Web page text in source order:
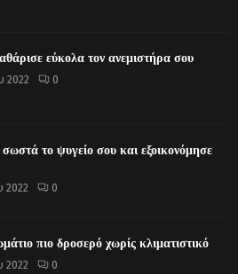
εύκολα τον ανεμιστήρα σου
2022 0
το ψυγείο σου και εξοικονόμησε
2022 0
πιο δροσερό χωρίς κλιματιστικό
2022 0